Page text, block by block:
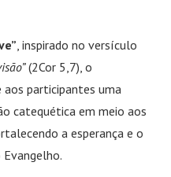
, inspirado no versículo
(2Cor 5,7), o
participantes uma
catequética em meio aos
a esperança e o